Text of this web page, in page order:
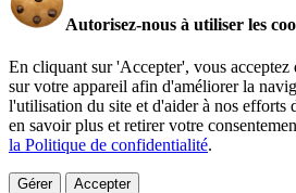
Autorisez-nous à utiliser les
En cliquant sur 'Accepter', vous acceptez
sur votre appareil afin d'améliorer la
l'utilisation du site et d'aider à nos efforts
en savoir plus et retirer votre
la Politique de confidentialité.
Gérer Accepter